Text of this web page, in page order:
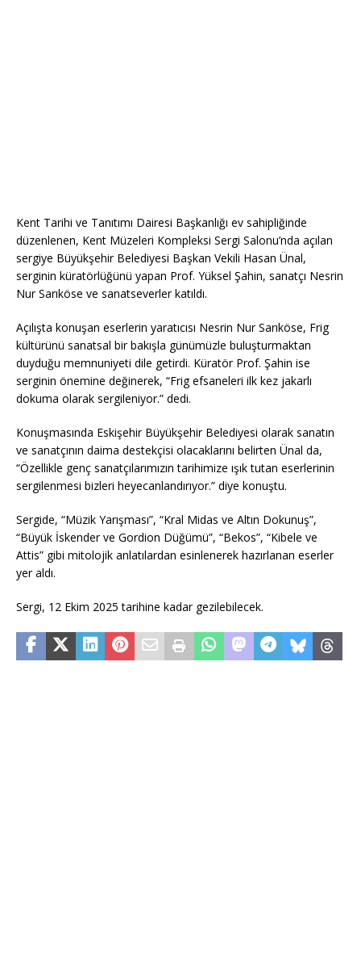
Kent Tarihi ve Tanıtımı Dairesi Başkanlığı ev sahipliğinde
düzenlenen, Kent Müzeleri Kompleksi Sergi Salonu’nda açılan
sergiye Büyükşehir Belediyesi Başkan Vekili Hasan Ünal,
serginin küratörlüğünü yapan Prof. Yüksel Şahin, sanatçı Nesrin
Nur Sarıköse ve sanatseverler katıldı.
Açılışta konuşan eserlerin yaratıcısı Nesrin Nur Sarıköse, Frig
kültürünü sanatsal bir bakışla günümüzle buluşturmaktan
duyduğu memnuniyeti dile getirdi. Küratör Prof. Şahin ise
serginin önemine değinerek, “Frig efsaneleri ilk kez jakarlı
dokuma olarak sergileniyor.” dedi.
Konuşmasında Eskişehir Büyükşehir Belediyesi olarak sanatın
ve sanatçının daima destekçisi olacaklarını belirten Ünal da,
“Özellikle genç sanatçılarımızın tarihimize ışık tutan eserlerinin
sergilenmesi bizleri heyecanlandırıyor.” diye konuştu.
Sergide, “Müzik Yarışması”, “Kral Midas ve Altın Dokunuş”,
“Büyük İskender ve Gordion Düğümü”, “Bekos”, “Kibele ve
Attis” gibi mitolojik anlatılardan esinlenerek hazırlanan eserler
yer aldı.
Sergi, 12 Ekim 2025 tarihine kadar gezilebilecek.